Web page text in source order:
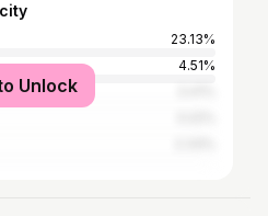
23.13%
4.51%
Unlock